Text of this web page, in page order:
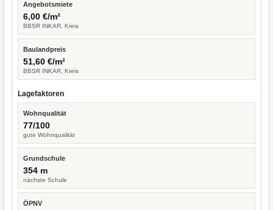
Angebotsmiete
6,00 €/m²
BBSR INKAR, Kreis
Baulandpreis
51,60 €/m²
BBSR INKAR, Kreis
Lagefaktoren
Wohnqualität
77/100
gute Wohnqualität
Grundschule
354 m
nächste Schule
ÖPNV